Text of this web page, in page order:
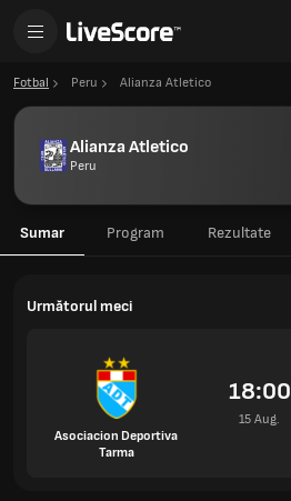
Fotbal Peru Alianza Atletico
Alianza Atletico
Peru
Sumar Program Rezultate
Următorul meci
Asociacion Deportiva
Tarma
18:00
15 Aug.